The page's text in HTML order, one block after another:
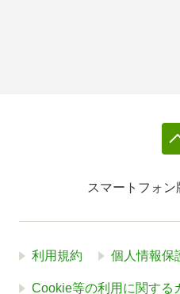
スマートフォン
利用規約 個人情報保
Cookie等の利用に関する